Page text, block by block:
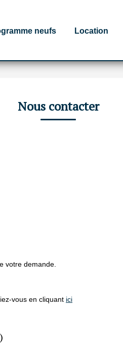
neufs Location
Nous contacter
votre demande.
vous en cliquant ici